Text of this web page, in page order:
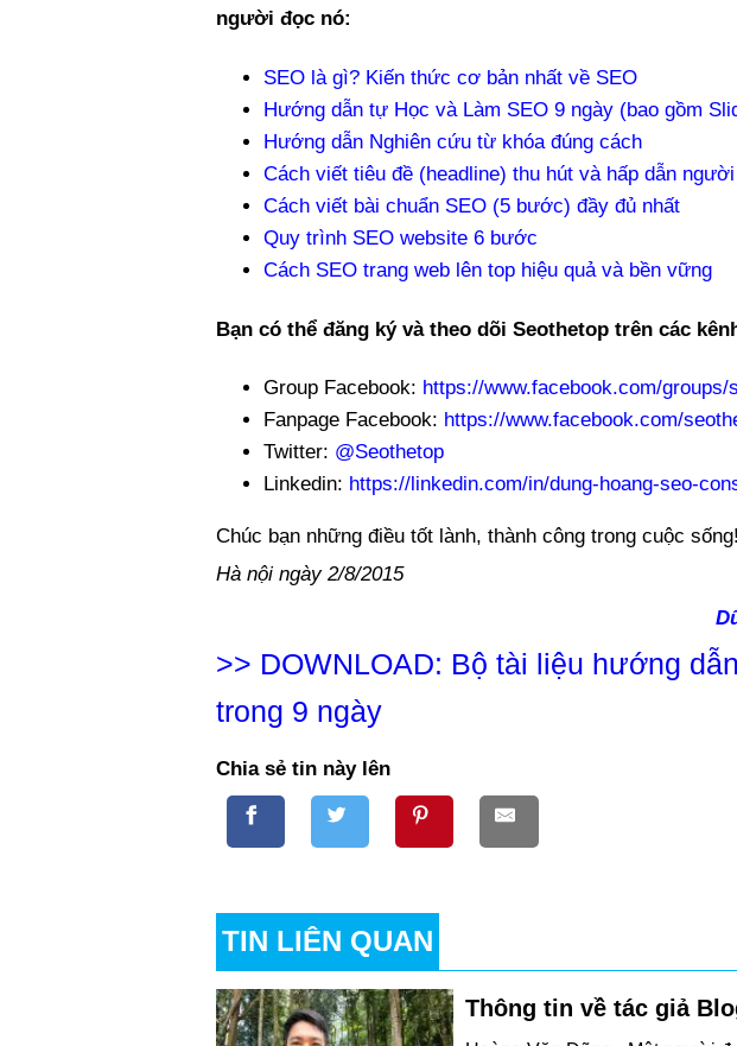
người đọc nó:
SEO là gì? Kiến thức cơ bản nhất về SEO
Hướng dẫn tự Học và Làm SEO 9 ngày (bao gồm
Hướng dẫn Nghiên cứu từ khóa đúng cách
Cách viết tiêu đề (headline) thu hút và hấp dẫn
Cách viết bài chuẩn SEO (5 bước) đầy đủ nhất
Quy trình SEO website 6 bước
Cách SEO trang web lên top hiệu quả và bền vững
Bạn có thể đăng ký và theo dõi Seothetop trên các
Group Facebook: https://www.facebook.com/groups/
Fanpage Facebook: https://www.facebook.com/
Twitter: @Seothetop
Linkedin: https://linkedin.com/in/dung-hoang-seo-
Chúc bạn những điều tốt lành, thành công trong cuộc sống!
Hà nội ngày 2/8/2015
>> DOWNLOAD: Bộ tài liệu hướng
trong 9 ngày
Chia sẻ tin này lên
TIN LIÊN QUAN
Thông tin về tác giả